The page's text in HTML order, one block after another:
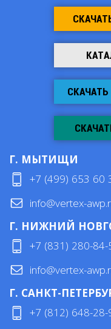
СКАЧАТЬ
Г. МЫТИЩИ
+7 (499) 653 60
info@vertex-
Г. НИЖНИЙ
+7 (831) 280-84-
info@vertex-
Г. САНКТ-
+7 (812) 648-28-